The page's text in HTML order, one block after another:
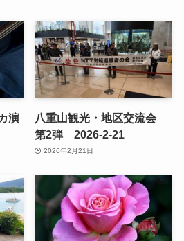
演
八重山観光・地区交流会
第2弾 2026-2-21
2026年2月21日